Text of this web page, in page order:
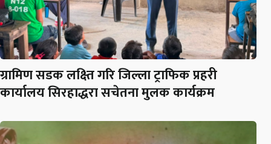
ग्रामिण सडक लक्ष्ति गरि जिल्ला ट्राफिक प्रहरी
कार्यालय सिरहाद्धरा सचेतना मुलक कार्यक्रम